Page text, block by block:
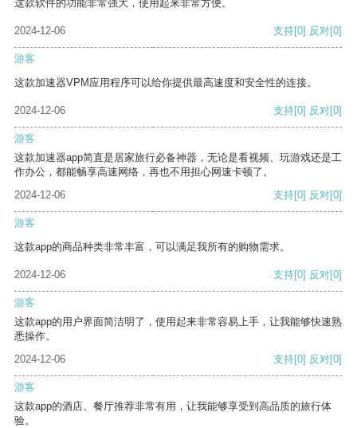
这款软件的功能非常强大，使用起来非常方便。
2024-12-06 支持[0] 反对[0]
游客
这款加速器VPM应用程序可以给你提供最高速度和安全性的连接。
2024-12-06 支持[0] 反对[0]
游客
这款加速器app简直是居家旅行必备神器，无论是看视频、玩游戏还是工
作办公，都能畅享高速网络，再也不用担心网速卡顿了。
2024-12-06
支持[0] 反对[0]
游客
这款app的商品种类非常丰富，可以满足我所有的购物需求。
2024-12-06 支持[0] 反对[0]
游客
这款app的用户界面简洁明了，使用起来非常容易上手，让我能够快速熟
悉操作。
2024-12-06
支持[0] 反对[0]
游客
这款app的酒店、餐厅推荐非常有用，让我能够享受到高品质的旅行体
验。